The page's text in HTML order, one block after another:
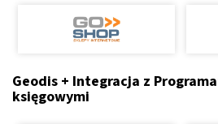
Geodis + Integracja z
księgowymi